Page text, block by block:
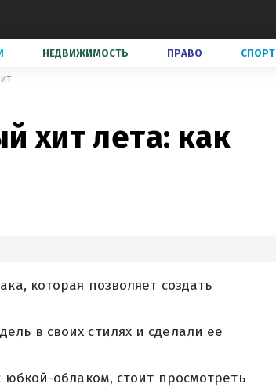
НЕДВИЖИМОСТЬ ПРАВО СПОРТ
хит лета: как
которая позволяет создать
в своих стилях и сделали ее
юбкой-облаком, стоит просмотреть